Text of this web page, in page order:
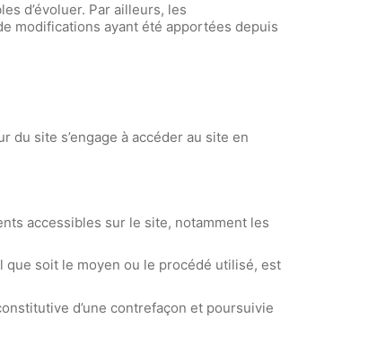
d’évoluer. Par ailleurs, les
modifications ayant été apportées depuis
du site s’engage à accéder au site en
accessibles sur le site, notamment les
soit le moyen ou le procédé utilisé, est
d’une contrefaçon et poursuivie